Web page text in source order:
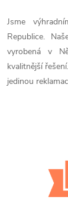
Jsme
Republice.
vyrobená v
kvalitnější
jedinou